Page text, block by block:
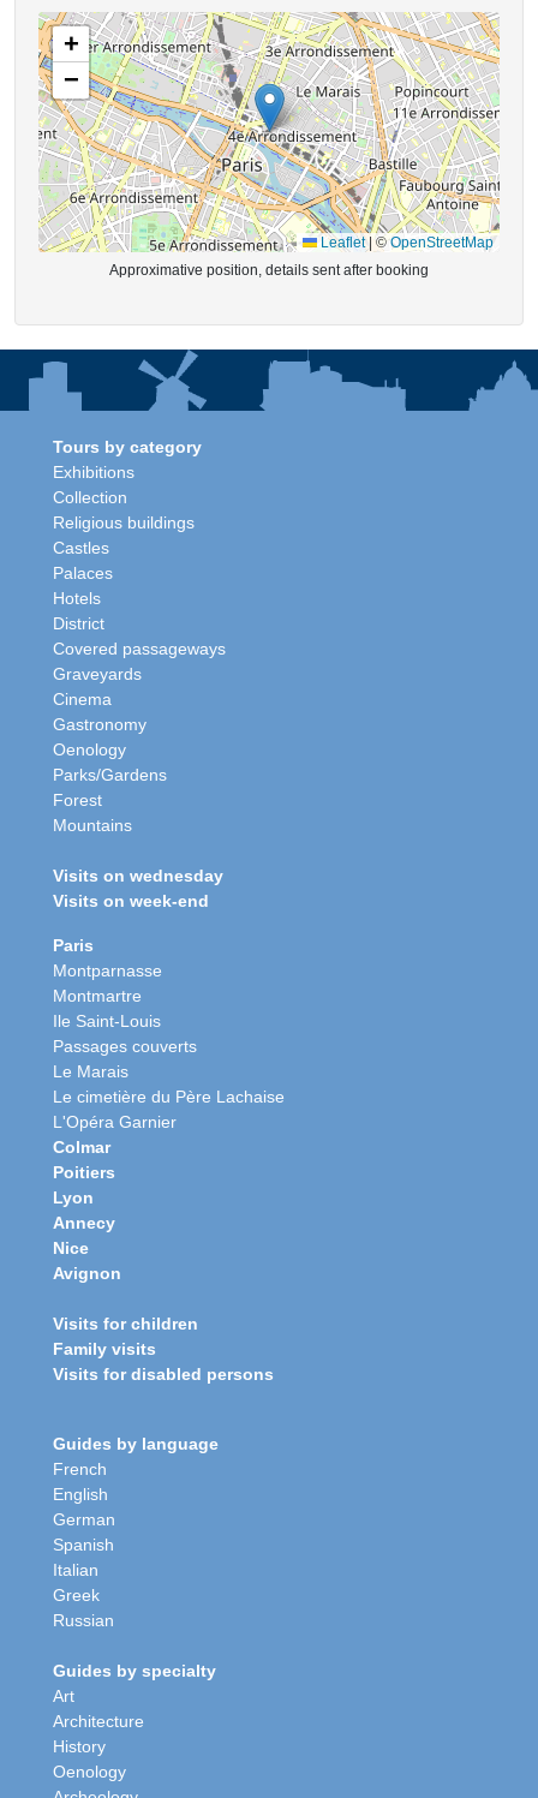
+
−
Leaflet ©OpenStreetMap
Approximative position, details sent after booking
Tours by category
Exhibitions
Collection
Religious buildings
Castles
Palaces
Hotels
District
Covered passageways
Graveyards
Cinema
Gastronomy
Oenology
Parks/Gardens
Forest
Mountains
Visits on wednesday
Visits on week-end
Paris
Montparnasse
Montmartre
Ile Saint-Louis
Passages couverts
Le Marais
Le cimetière du Père Lachaise
L'Opéra Garnier
Colmar
Poitiers
Lyon
Annecy
Nice
Avignon
Visits for children
Family visits
Visits for disabled persons
Guides by language
French
English
German
Spanish
Italian
Greek
Russian
Guides by specialty
Art
Architecture
History
Oenology